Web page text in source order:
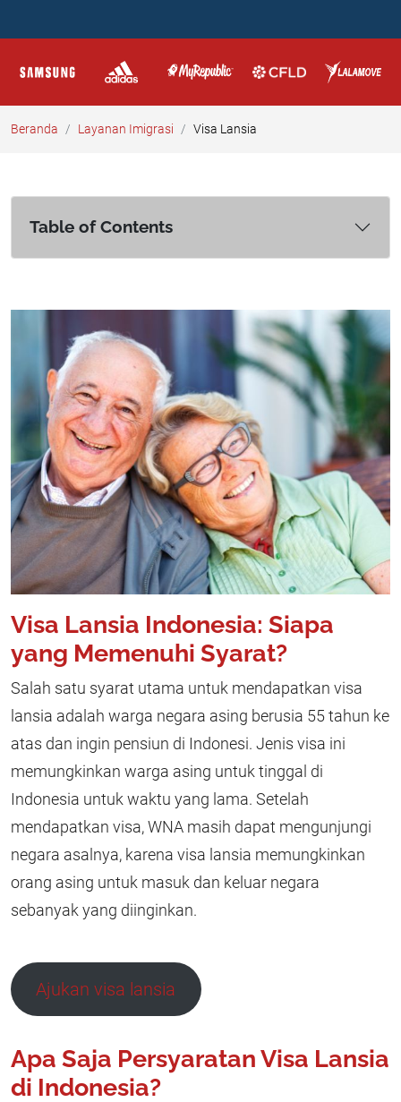
Beranda Layanan Imigrasi Visa Lansia
Table of Contents
Visa Lansia Indonesia: Siapa
yang Memenuhi Syarat?
Salah satu syarat utama untuk mendapatkan visa
lansia adalah warga negara asing berusia 55 tahun ke
atas dan ingin pensiun di Indonesi. Jenis visa ini
memungkinkan warga asing untuk tinggal di
Indonesia untuk waktu yang lama. Setelah
mendapatkan visa, WNA masih dapat mengunjungi
negara asalnya, karena visa lansia memungkinkan
orang asing untuk masuk dan keluar negara
sebanyak yang diinginkan.
Ajukan visa lansia
Apa Saja Persyaratan Visa Lansia
di Indonesia?